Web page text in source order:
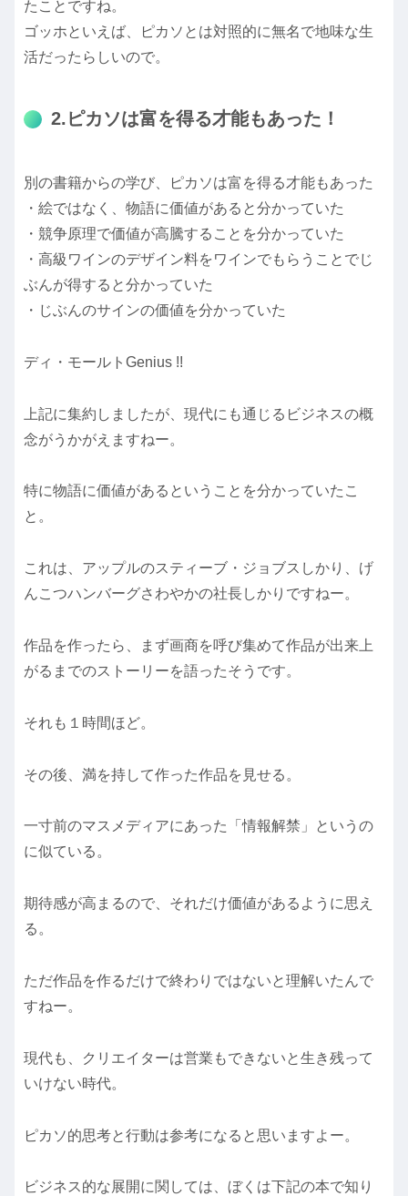
たことですね。
ゴッホといえば、ピカソとは対照的に無名で地味な生
活だったらしいので。
2.ピカソは富を得る才能もあった！
別の書籍からの学び、ピカソは富を得る才能もあった
・絵ではなく、物語に価値があると分かっていた
・競争原理で価値が高騰することを分かっていた
・高級ワインのデザイン料をワインでもらうことでじ
ぶんが得すると分かっていた
・じぶんのサインの価値を分かっていた
ディ・モールトGenius !!
上記に集約しましたが、現代にも通じるビジネスの概
念がうかがえますねー。
特に物語に価値があるということを分かっていたこ
と。
これは、アップルのスティーブ・ジョブスしかり、げ
んこつハンバーグさわやかの社長しかりですねー。
作品を作ったら、まず画商を呼び集めて作品が出来上
がるまでのストーリーを語ったそうです。
それも１時間ほど。
その後、満を持して作った作品を見せる。
一寸前のマスメディアにあった「情報解禁」というの
に似ている。
期待感が高まるので、それだけ価値があるように思え
る。
ただ作品を作るだけで終わりではないと理解いたんで
すねー。
現代も、クリエイターは営業もできないと生き残って
いけない時代。
ピカソ的思考と行動は参考になると思いますよー。
ビジネス的な展開に関しては、ぼくは下記の本で知り